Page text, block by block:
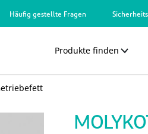
Häufig gestellte Fragen
Produkte finden